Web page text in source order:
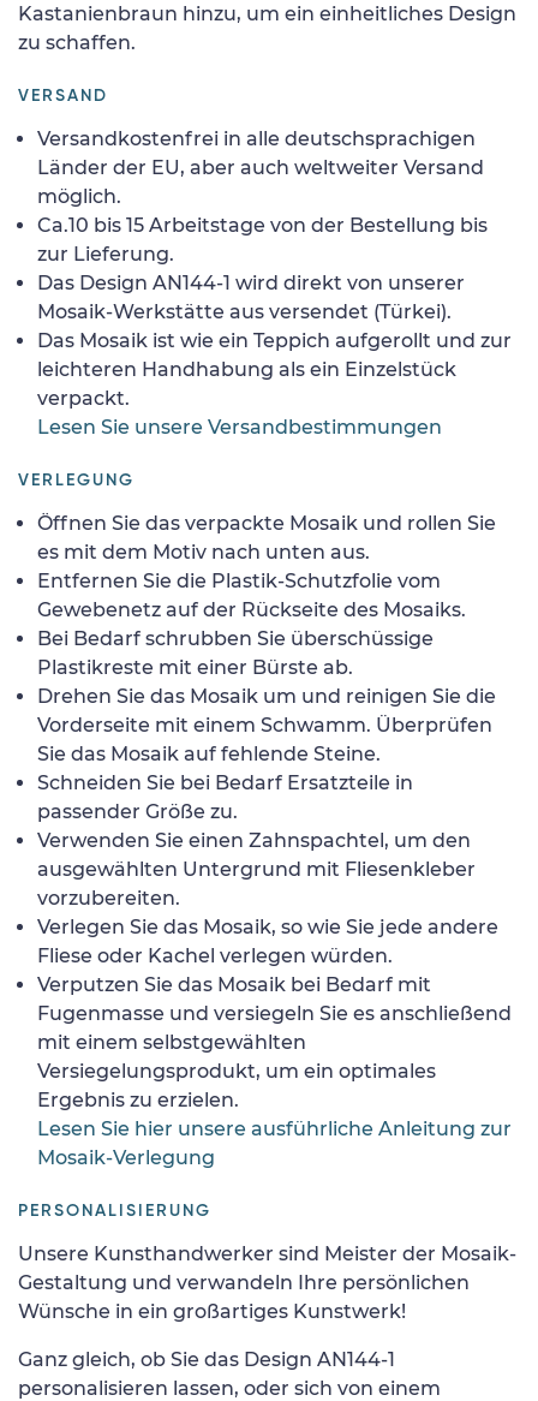
Kastanienbraun hinzu, um ein einheitliches Design
zu schaffen.
VERSAND
Versandkostenfrei in alle deutschsprachigen
Länder der EU, aber auch weltweiter Versand
möglich.
Ca.10 bis 15 Arbeitstage von der Bestellung bis
zur Lieferung.
Das Design AN144-1 wird direkt von unserer
Mosaik-Werkstätte aus versendet (Türkei).
Das Mosaik ist wie ein Teppich aufgerollt und zur
leichteren Handhabung als ein Einzelstück
verpackt.
Lesen Sie unsere Versandbestimmungen
VERLEGUNG
Öffnen Sie das verpackte Mosaik und rollen Sie
es mit dem Motiv nach unten aus.
Entfernen Sie die Plastik-Schutzfolie vom
Gewebenetz auf der Rückseite des Mosaiks.
Bei Bedarf schrubben Sie überschüssige
Plastikreste mit einer Bürste ab.
Drehen Sie das Mosaik um und reinigen Sie die
Vorderseite mit einem Schwamm. Überprüfen
Sie das Mosaik auf fehlende Steine.
Schneiden Sie bei Bedarf Ersatzteile in
passender Größe zu.
Verwenden Sie einen Zahnspachtel, um den
ausgewählten Untergrund mit Fliesenkleber
vorzubereiten.
Verlegen Sie das Mosaik, so wie Sie jede andere
Fliese oder Kachel verlegen würden.
Verputzen Sie das Mosaik bei Bedarf mit
Fugenmasse und versiegeln Sie es anschließend
mit einem selbstgewählten
Versiegelungsprodukt, um ein optimales
Ergebnis zu erzielen.
Lesen Sie hier unsere ausführliche Anleitung zur
Mosaik-Verlegung
PERSONALISIERUNG
Unsere Kunsthandwerker sind Meister der Mosaik-
Gestaltung und verwandeln Ihre persönlichen
Wünsche in ein großartiges Kunstwerk!
Ganz gleich, ob Sie das Design AN144-1
personalisieren lassen, oder sich von einem